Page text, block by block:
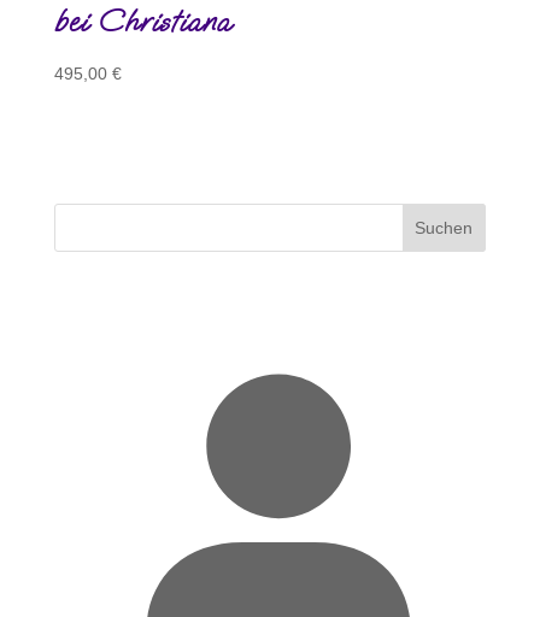
bei Christiana
495,00 €
Suchen